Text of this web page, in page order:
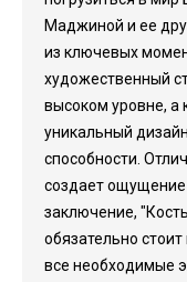
Маджиной и ее
из ключевых
художественный
высоком уровне,
уникальный
способности.
создает ощущение
заключение,
обязательно
все необходимые